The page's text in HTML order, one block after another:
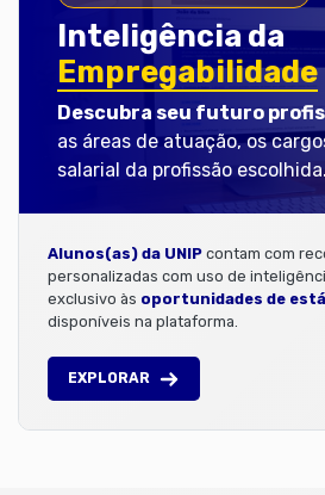
Inteligência da
Empregabilidade
Descubra seu futuro
as áreas de atuação, os
salarial da profissão escolhida.
Alunos(as) da UNIP contam com
personalizadas com uso de
exclusivo às oportunidades de
disponíveis na plataforma.
EXPLORAR